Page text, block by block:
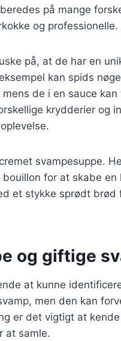
på mange
og professionelle.
på, at de har en
kan spids
de i en sauce
krydderier og
svampesuppe.
for at skabe
et stykke sprødt brød
og giftige
at kunne
men den kan
er det vigtigt at
at samle.